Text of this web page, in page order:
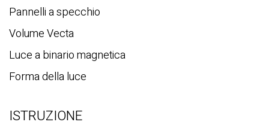
Pannelli a specchio
Volume Vecta
Luce a binario magnetica
Forma della luce
ISTRUZIONE